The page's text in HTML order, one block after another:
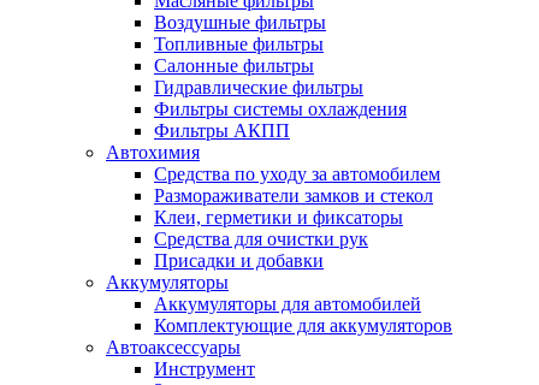
Воздушные фильтры
Топливные фильтры
Салонные фильтры
Гидравлические фильтры
Фильтры системы охлаждения
Фильтры АКПП
Автохимия
Средства по уходу за автомобилем
Размораживатели замков и стекол
Клеи, герметики и фиксаторы
Средства для очистки рук
Присадки и добавки
Аккумуляторы
Аккумуляторы для автомобилей
Комплектующие для аккумуляторов
Автоаксессуары
Инструмент